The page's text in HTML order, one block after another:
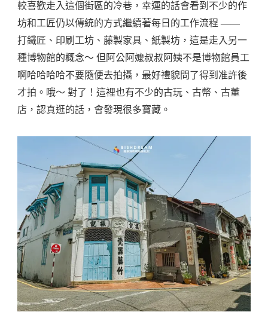
較喜歡走入這個街區的冷巷，幸運的話會看到不少的作
坊和工匠仍以傳統的方式繼續著每日的工作流程 ——
打鐵匠、印刷工坊、藤製家具、紙製坊，這是走入另一
種博物館的概念～ 但阿公阿嬤叔叔阿姨不是博物館員工
啊哈哈哈哈不要隨便去拍攝，最好禮貌問了得到准許後
才拍。哦～ 對了！這裡也有不少的古玩、古幣、古董
店，認真逛的話，會發現很多寶藏。